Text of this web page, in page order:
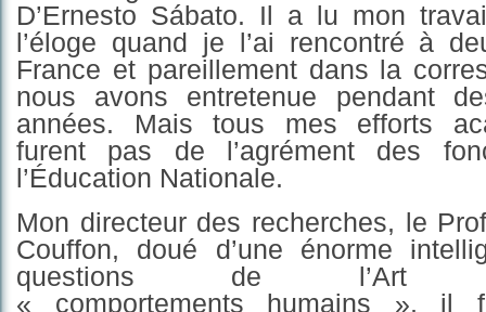
D’Ernesto Sábato. Il a lu mon
l’éloge quand je l’ai rencontré à
France et pareillement dans la
nous avons entretenue pendant
années. Mais tous mes efforts
furent pas de l’agrément des
l’Éducation Nationale.
Mon directeur des recherches, le
Couffon, doué d’une énorme
questions de
« comportements humains », il